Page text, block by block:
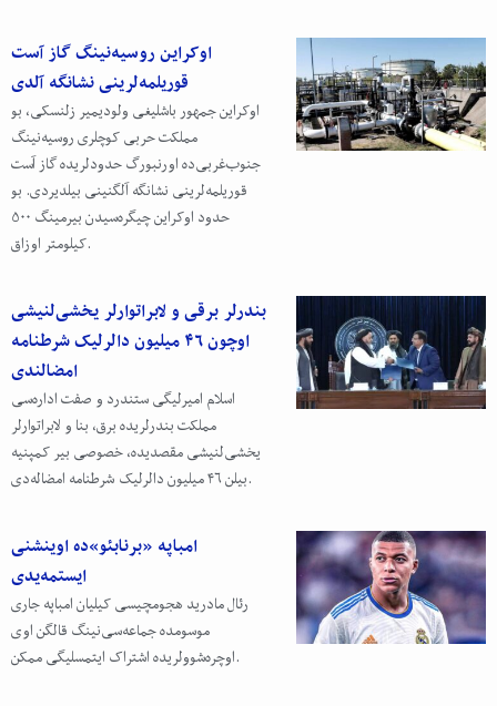
اوکراین روسیه‌نینگ گاز آست
قوریلمه‌لرینی نشانگه آلدی
اوکراین جمهور باشلیغی ولودیمیر زلنسکی، بو
مملکت حربی کوچلری روسیه‌نینگ
جنوب‌غربی‌ده اورنبورگ حدودلریده گاز آست
قوریلمه‌لرینی نشانگه آلگنینی بیلدیردی. بو
حدود اوکراین چیگره‌سیدن بیرمینگ ۵۰۰
کیلومتر اوزاق.
بندرلر برقی و لابراتوارلر یخشی‌لنیشی
اوچون ۴۶ میلیون دالرلیک شرطنامه
امضالندی
اسلام امیرلیگی ستندرد و صفت اداره‌سی
مملکت بندرلریده برق، بنا و لابراتوارلر
یخشی‌لنیشی مقصدیده، خصوصی بیر کمپنیه
بیلن ۴۶ میلیون دالرلیک شرطنامه امضاله‌دی.
امباپه «برنابئو»ده اوینشنی
ایستمه‌یدی
رئال مادرید هجومچیسی کیلیان امباپه جاری
موسومده جماعه‌سی‌نینگ قالگن اوی
اوچره‌شوولریده اشتراک ایتمسلیگی ممکن.